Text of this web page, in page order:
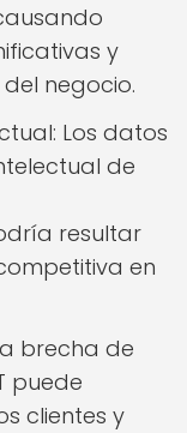
y
negocio.
Los datos
de
resultar
en
brecha de
puede
clientes y